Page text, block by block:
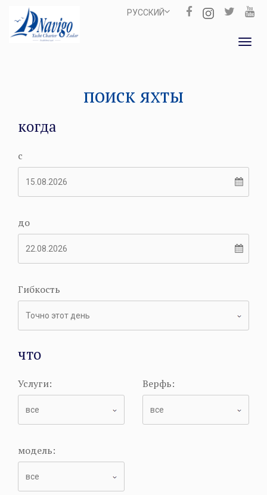
РУССКИЙ
поиск яхты
когда
с
до
Гибкость
что
Услуги: Верфь:
модель: